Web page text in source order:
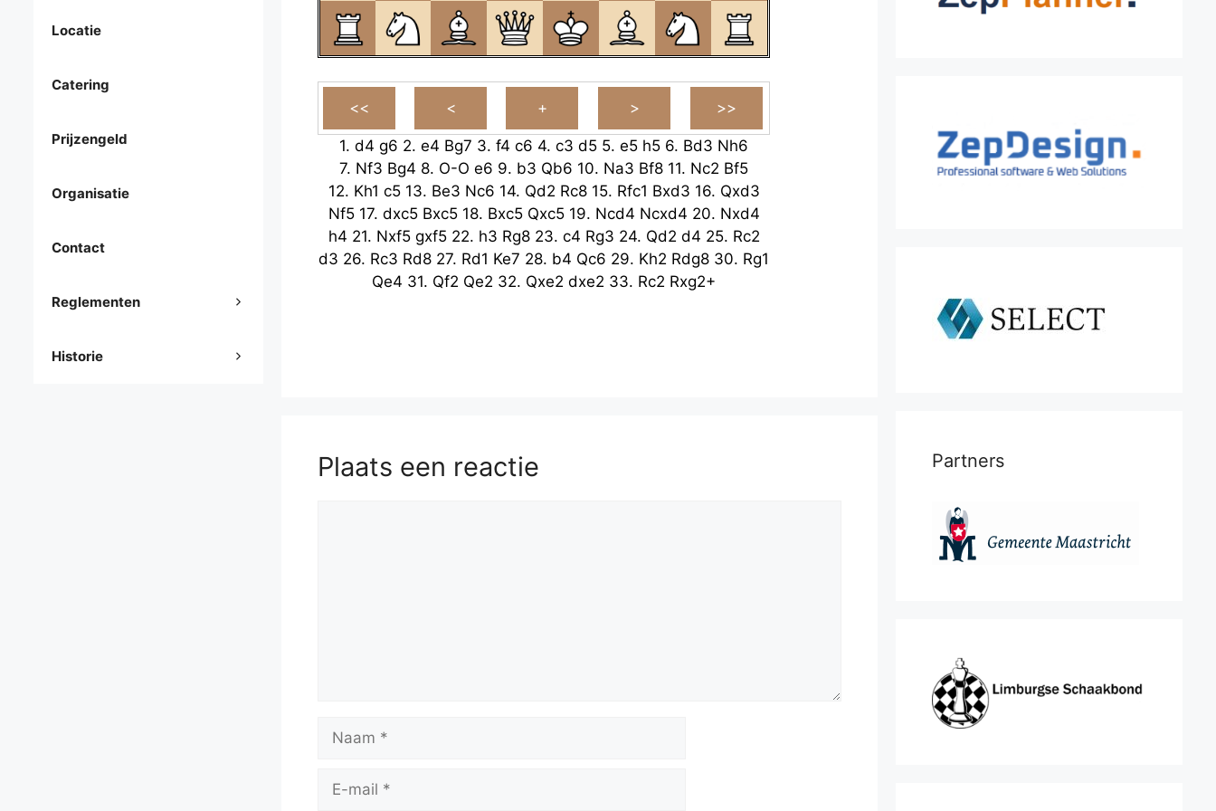
1. d4 g6 2. e4 Bg7 3. f4 c6 4. c3 d5 5. e5 h5 6. Bd3 Nh6
7. Nf3 Bg4 8. O-O e6 9. b3 Qb6 10. Na3 Bf8 11. Nc2 Bf5
12. Kh1 c5 13. Be3 Nc6 14. Qd2 Rc8 15. Rfc1 Bxd3 16. Qxd3
Nf5 17. dxc5 Bxc5 18. Bxc5 Qxc5 19. Ncd4 Ncxd4 20. Nxd4
h4 21. Nxf5 gxf5 22. h3 Rg8 23. c4 Rg3 24. Qd2 d4 25. Rc2
d3 26. Rc3 Rd8 27. Rd1 Ke7 28. b4 Qc6 29. Kh2 Rdg8 30. Rg1
Qe4 31. Qf2 Qe2 32. Qxe2 dxe2 33. Rc2 Rxg2+
Plaats een reactie
mail
Locatie
Catering
Prijzengeld
Organisatie
Contact
Reglementen
Historie
Partners